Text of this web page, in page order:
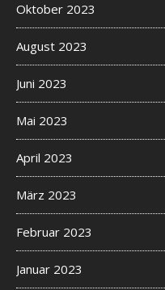
Oktober 2023
August 2023
Juni 2023
Mai 2023
April 2023
März 2023
Februar 2023
Januar 2023